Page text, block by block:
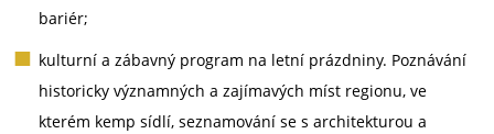
bariér;
kulturní a zábavný program na letní prázdniny. Poznávání
historicky významných a zajímavých míst regionu, ve
kterém kemp sídlí, seznamování se s architekturou a